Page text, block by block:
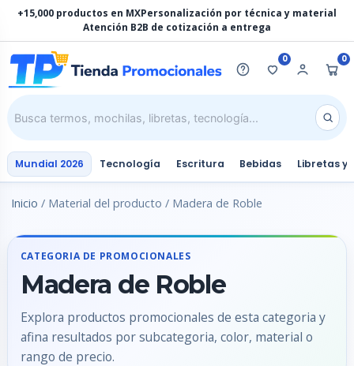
contenido
+15,000 productos en MXPersonalización por técnica y material
Atención B2B de cotización a entrega
0 0
Mundial 2026 Tecnología Escritura Bebidas Libretas y
Inicio / Material del producto / Madera de Roble
CATEGORIA DE PROMOCIONALES
Madera de Roble
Explora productos promocionales de esta categoria y
afina resultados por subcategoria, color, material o
rango de precio.